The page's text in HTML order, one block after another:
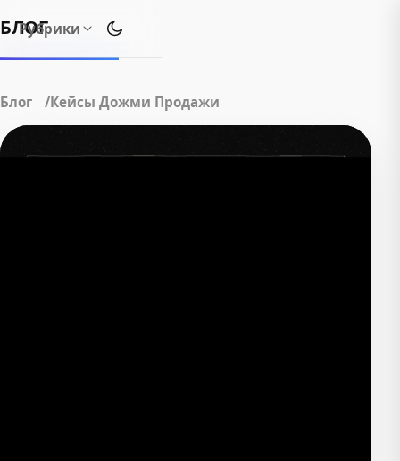
БЛОГ
Рубрики Переключить тему оформления
Блог Кейсы Дожми Продажи